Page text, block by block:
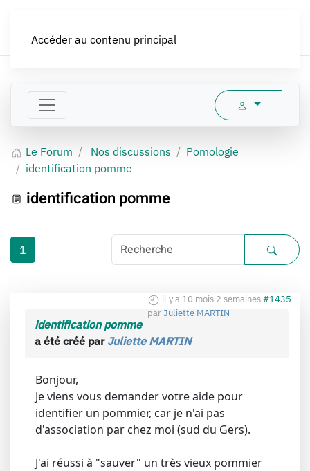
Accéder au contenu principal
Le Forum Nos discussions
Pomologie
identification pomme
identification pomme
1
il y a 10 mois 2 semaines#1435
parJuliette MARTIN
identification pomme
a été créé par Juliette MARTIN
Bonjour,
Je viens vous demander votre aide pour
identifier un pommier, car je n'ai pas
d'association par chez moi (sud du Gers).
J'ai réussi à "sauver" un très vieux pommier